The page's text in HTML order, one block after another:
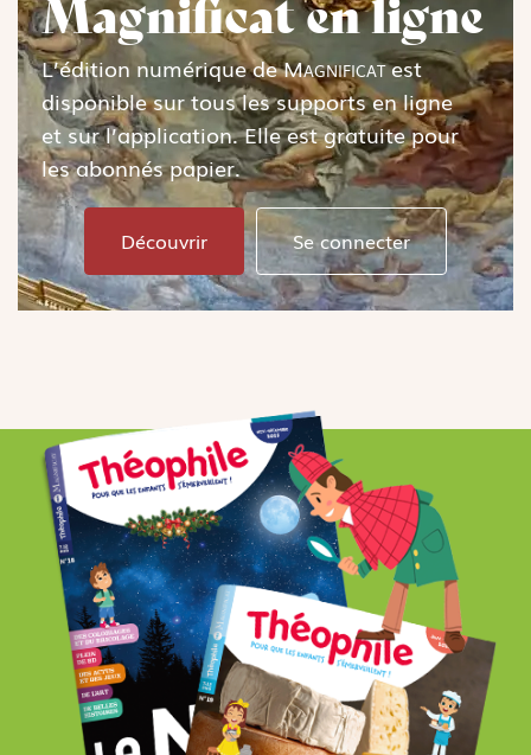
Magnificat en ligne
L’édition numérique deMagnificatest
disponible sur tous les supports en ligne
et sur l’application. Elle est gratuite pour
les abonnés papier.
Découvrir Se connecter